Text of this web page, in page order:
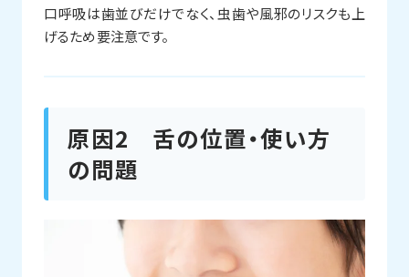
口呼吸は歯並びだけでなく、虫歯や風邪のリスクも上
げるため要注意です。
原因2 舌の位置・使い方
の問題